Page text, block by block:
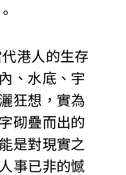
港人的生存
、水底、宇
狂想，實為
砌疊而出的
是對現實之
事已非的憾